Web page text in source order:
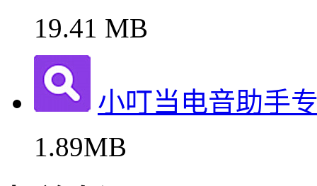
19.41 MB
小叮当电音助手
1.89MB